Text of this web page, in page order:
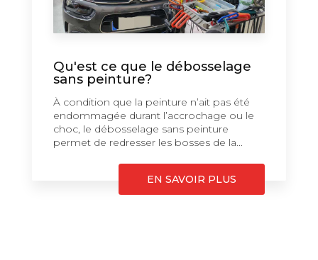
Qu'est ce que le débosselage
sans peinture?
À condition que la peinture n’ait pas été
endommagée durant l’accrochage ou le
choc, le débosselage sans peinture
permet de redresser les bosses de la...
EN SAVOIR PLUS